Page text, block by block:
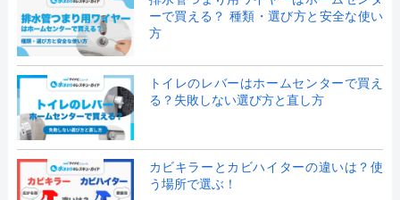
ーで買える？ 種類・選び方と安全な使い
方
トイレのレバーはホームセンターで買え
る？失敗しない選び方と直し方
カビキラーとカビハイターの違いは？使
う場所で選ぶ！